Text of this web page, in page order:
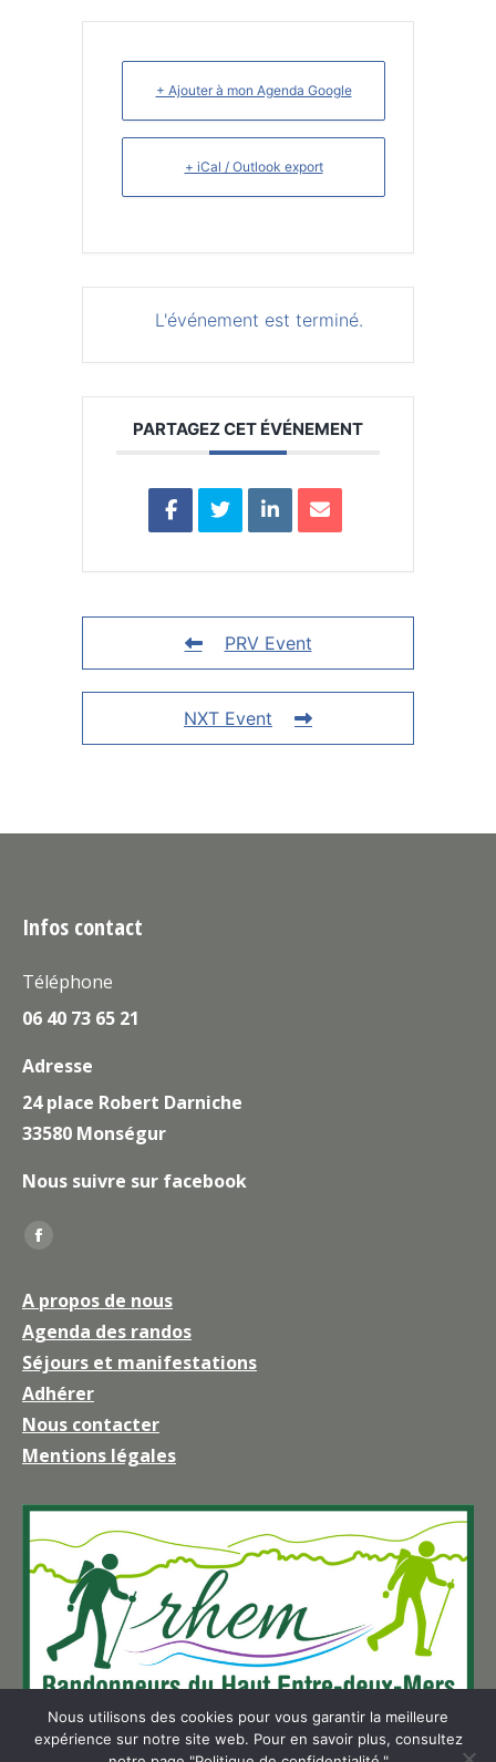
+ Ajouter à mon Agenda Google
+ iCal / Outlook export
L'événement est terminé.
PARTAGEZ CET ÉVÉNEMENT
PRV Event
NXT Event
Infos contact
Téléphone
06 40 73 65 21
Adresse
24 place Robert Darniche
33580 Monségur
Nous suivre sur facebook
Trouvez nous sur :
La
Facebook
s'ouvre
dans
une
nouvelle
fenêtre
A propos de nous
Agenda des randos
Séjours et manifestations
Adhérer
Nous contacter
Mentions légales
Nous utilisons des cookies pour vous garantir la meilleure
expérience sur notre site web. Pour en savoir plus, consultez